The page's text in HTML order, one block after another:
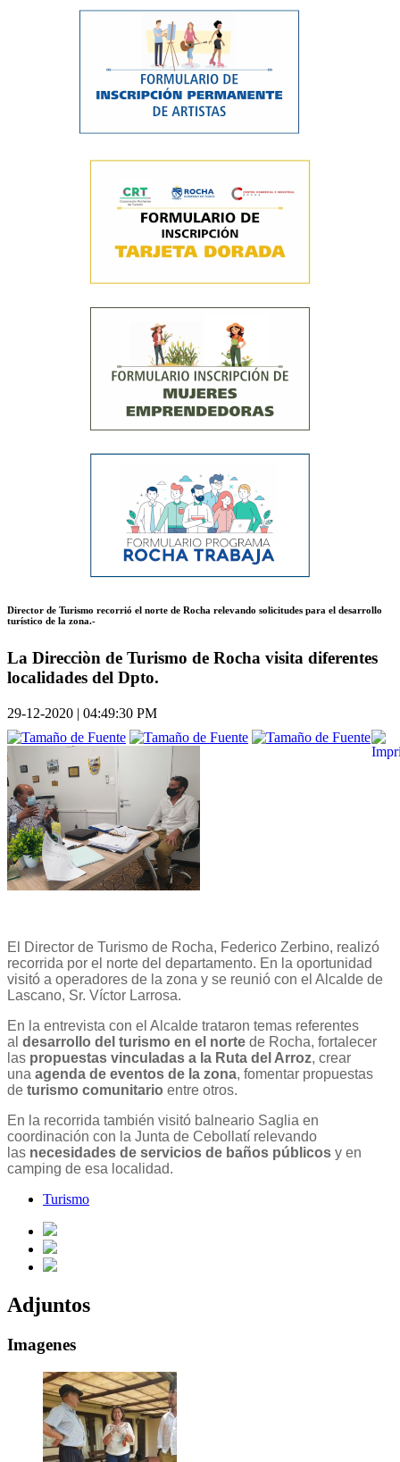
Director de Turismo recorrió el norte de Rocha relevando solicitudes para el desarrollo
turístico de la zona.-
La Direcciòn de Turismo de Rocha visita diferentes
localidades del Dpto.
29-12-2020 | 04:49:30 PM
El Director de Turismo de Rocha, Federico Zerbino, realizó
recorrida por el norte del departamento. En la oportunidad
visitó a operadores de la zona y se reunió con el Alcalde de
Lascano, Sr. Víctor Larrosa.
En la entrevista con el Alcalde trataron temas referentes
al desarrollo del turismo en el norte de Rocha, fortalecer
las propuestas vinculadas a la Ruta del Arroz, crear
una agenda de eventos de la zona, fomentar propuestas
de turismo comunitario entre otros.
En la recorrida también visitó balneario Saglia en
coordinación con la Junta de Cebollatí relevando
las necesidades de servicios de baños públicos y en
camping de esa localidad.
Turismo
Adjuntos
Imagenes